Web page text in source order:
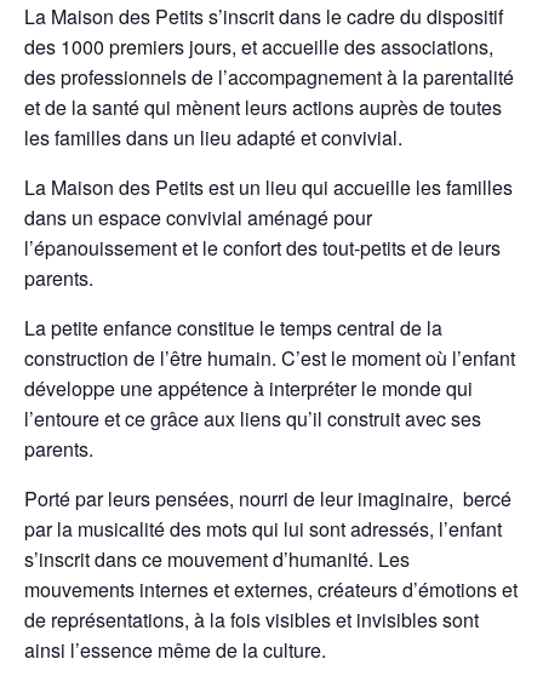
La Maison des Petits s’inscrit dans le cadre du dispositif
des 1000 premiers jours, et accueille des associations,
des professionnels de l’accompagnement à la parentalité
et de la santé qui mènent leurs actions auprès de toutes
les familles dans un lieu adapté et convivial.
La Maison des Petits est un lieu qui accueille les familles
dans un espace convivial aménagé pour
l’épanouissement et le confort des tout-petits et de leurs
parents.
La petite enfance constitue le temps central de la
construction de l’être humain. C’est le moment où l’enfant
développe une appétence à interpréter le monde qui
l’entoure et ce grâce aux liens qu’il construit avec ses
parents.
Porté par leurs pensées, nourri de leur imaginaire, bercé
par la musicalité des mots qui lui sont adressés, l’enfant
s’inscrit dans ce mouvement d’humanité. Les
mouvements internes et externes, créateurs d’émotions et
de représentations, à la fois visibles et invisibles sont
ainsi l’essence même de la culture.